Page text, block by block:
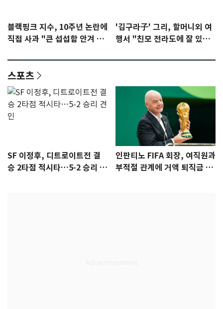
블랙핑크 지수, 10주년 논란에
직접 사과 "큰 섭섭함 안겨 미
'김구라子' 그리, 할머니외 여
행서 "친모 전라도에 잘 있
스포츠
SF 이정후, 디트로이트전 결
승 2타점 적시타…5-2 승리 견
인판티노 FIFA 회장, 여직원과
부적절 관계에 거액 퇴직금 지